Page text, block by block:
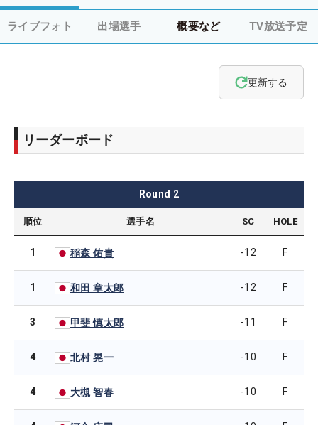
ライブフォト 出場選手 概要など TV放送予定
更新する
リーダーボード
Round 2
順位 選手名 SC HOLE
1 稲森 佑貴 -12 F
1 和田 章太郎 -12 F
3 甲斐 慎太郎 -11 F
4 北村 晃一 -10 F
4 大槻 智春 -10 F